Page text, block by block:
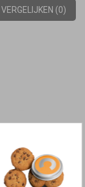
VERGELIJKEN (0)